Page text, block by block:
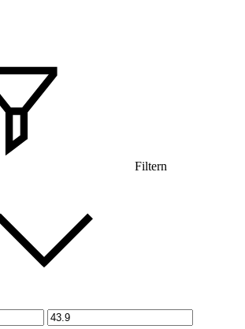
Filtern